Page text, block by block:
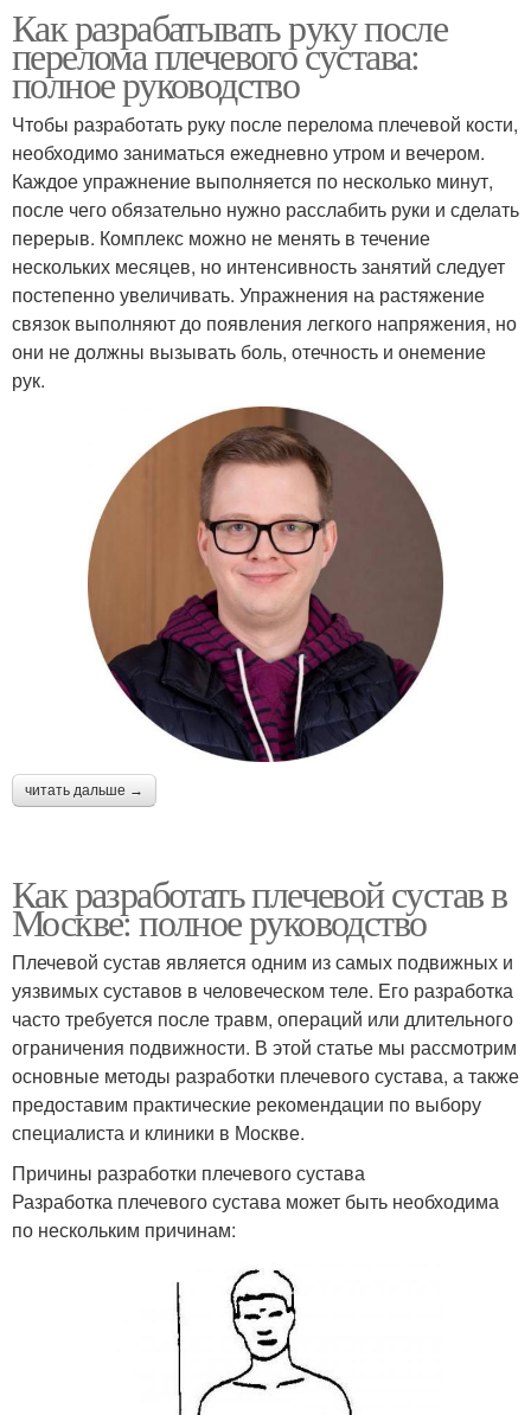
Как разрабатывать руку после
перелома плечевого сустава:
полное руководство
Чтобы разработать руку после перелома плечевой кости,
необходимо заниматься ежедневно утром и вечером.
Каждое упражнение выполняется по несколько минут,
после чего обязательно нужно расслабить руки и сделать
перерыв. Комплекс можно не менять в течение
нескольких месяцев, но интенсивность занятий следует
постепенно увеличивать. Упражнения на растяжение
связок выполняют до появления легкого напряжения, но
они не должны вызывать боль, отечность и онемение
рук.
читать дальше →
Как разработать плечевой сустав в
Москве: полное руководство
Плечевой сустав является одним из самых подвижных и
уязвимых суставов в человеческом теле. Его разработка
часто требуется после травм, операций или длительного
ограничения подвижности. В этой статье мы рассмотрим
основные методы разработки плечевого сустава, а также
предоставим практические рекомендации по выбору
специалиста и клиники в Москве.
Причины разработки плечевого сустава
Разработка плечевого сустава может быть необходима
по нескольким причинам: